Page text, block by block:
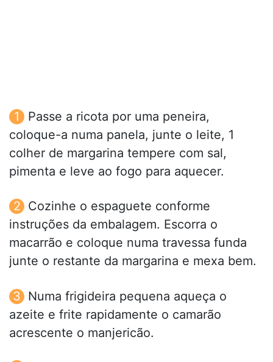
Passe a ricota por uma peneira,
coloque-a numa panela, junte o leite, 1
colher de margarina tempere com sal,
pimenta e leve ao fogo para aquecer.
Cozinhe o espaguete conforme
instruções da embalagem. Escorra o
macarrão e coloque numa travessa funda
junte o restante da margarina e mexa bem.
Numa frigideira pequena aqueça o
azeite e frite rapidamente o camarão
acrescente o manjericão.